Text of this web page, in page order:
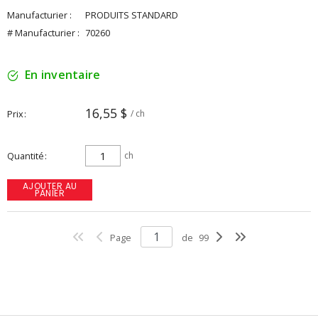
Manufacturier :
PRODUITS STANDARD
# Manufacturier : 70260
En inventaire
Prix 16,55 $ / ch
Quantité ch
AJOUTER AU
PANIER
Page de 99